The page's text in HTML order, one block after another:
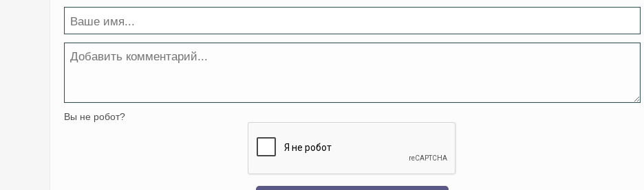
Вы не робот?